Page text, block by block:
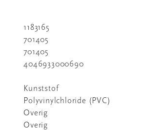
1183165
701405
701405
4046933000690
Kunststof
Polyvinylchloride (PVC)
Overig
Overig